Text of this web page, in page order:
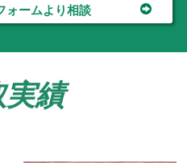
ォームより相談
績